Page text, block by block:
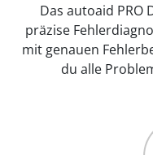
Das autoaid PRO
präzise
mit genauen
du alle